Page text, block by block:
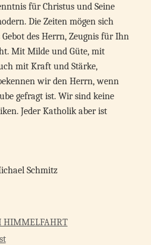
für Christus und Seine
Die Zeiten mögen sich
des Herrn, Zeugnis für Ihn
Mit Milde und Güte, mit
mit Kraft und Stärke,
wir den Herrn, wenn
gefragt ist. Wir sind keine
Jeder Katholik aber ist
Schmitz
HIMMELFAHRT